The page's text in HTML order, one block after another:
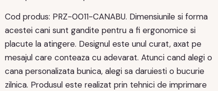
Cod produs: PRZ-0011-CANABU. Dimensiunile si forma
acestei cani sunt gandite pentru a fi ergonomice si
placute la atingere. Designul este unul curat, axat pe
mesajul care conteaza cu adevarat. Atunci cand alegi o
cana personalizata bunica, alegi sa daruiesti o bucurie
zilnica. Produsul este realizat prin tehnici de imprimare